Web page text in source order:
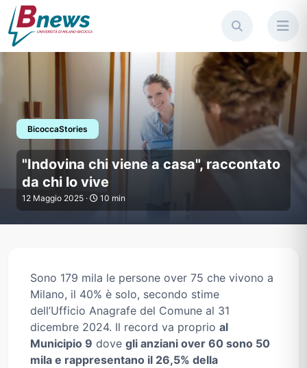
BicoccaStories
"Indovina chi viene a casa",
"Indovina chi viene a casa", raccontato
da chi lo vive
12 Maggio 2025 · 10 min
Sono 179 mila le persone over 75 che vivono a
Milano, il 40% è solo, secondo stime
dell’Ufficio Anagrafe del Comune al 31
dicembre 2024. Il record va proprio al
Municipio 9 dove gli anziani over 60 sono 50
mila e rappresentano il 26,5% della